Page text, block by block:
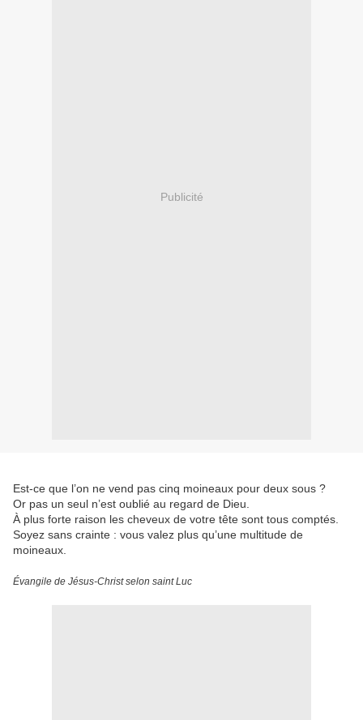
Publicité
Est-ce que l’on ne vend pas cinq moineaux pour deux sous ?
Or pas un seul n’est oublié au regard de Dieu.
À plus forte raison les cheveux de votre tête sont tous comptés.
Soyez sans crainte : vous valez plus qu’une multitude de
moineaux.
Évangile de Jésus-Christ selon saint Luc